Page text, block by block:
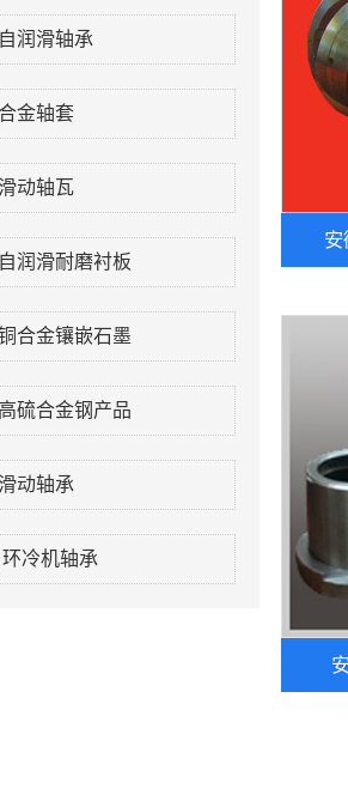
润滑轴承
金轴套
动轴瓦
润滑耐磨衬板
合金镶嵌石墨
硫合金钢产品
动轴承
冷机轴承
安